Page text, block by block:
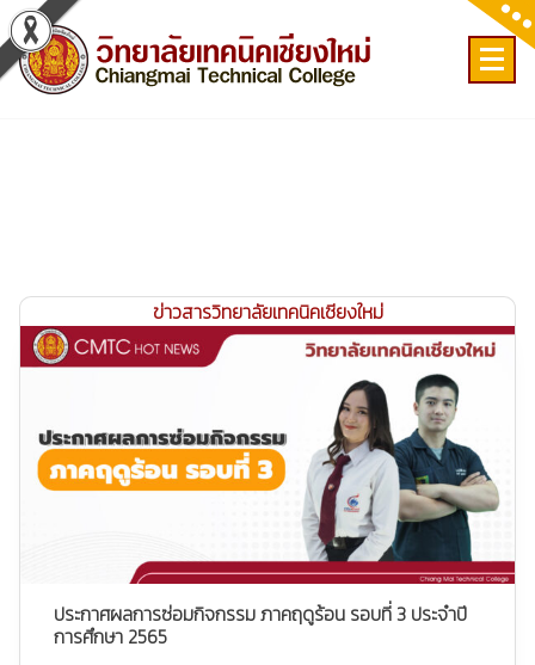
Skip
to
content
ข่าวสารวิทยาลัยเทคนิคเชียงใหม่
ประกาศผลการซ่อมกิจกรรม ภาคฤดูร้อน รอบที่ 3 ประจำปี
การศึกษา 2565